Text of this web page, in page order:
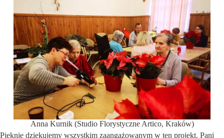
Anna Kurnik (Studio Florystyczne Artico, Kraków)
Pięknie dziękujemy wszystkim zaangażowanym w ten projekt. Pani